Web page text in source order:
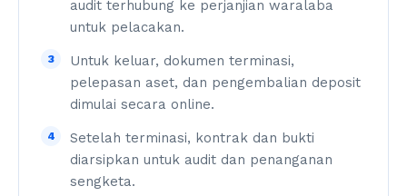
audit terhubung ke perjanjian waralaba
untuk pelacakan.
3
Untuk keluar, dokumen terminasi,
pelepasan aset, dan pengembalian deposit
dimulai secara online.
4
Setelah terminasi, kontrak dan bukti
diarsipkan untuk audit dan penanganan
sengketa.